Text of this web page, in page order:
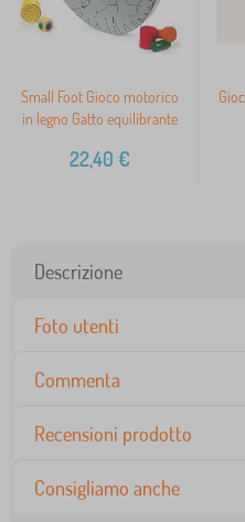
Small Foot Gioco motorico
in legno Gatto equilibrante
22,40 €
Descrizione
Foto utenti
Commenta
Recensioni prodotto
Consigliamo anche